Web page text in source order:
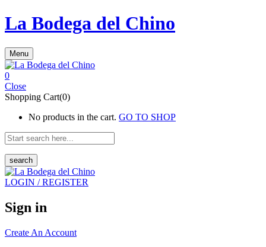
La Bodega del Chino
Menu
0
Close
Shopping Cart(0)
No products in the cart. GO TO SHOP
search
LOGIN / REGISTER
Sign in
Create An Account